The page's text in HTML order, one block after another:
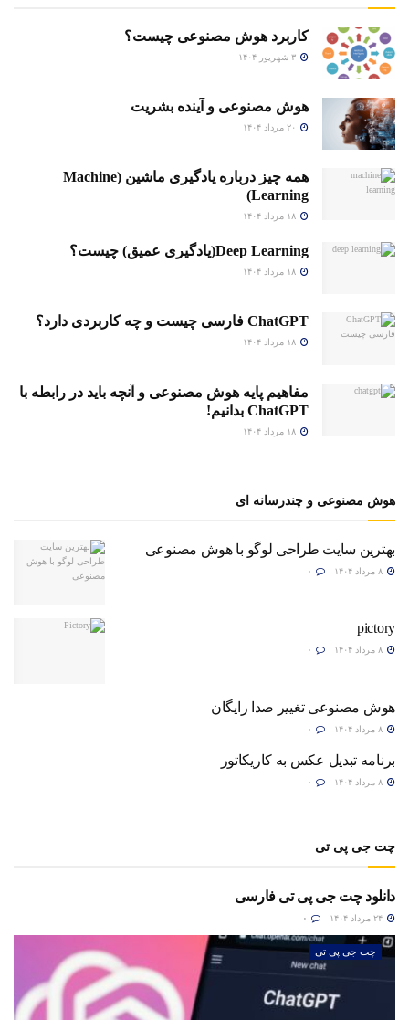
کاربرد هوش مصنوعی چیست؟
هوش مصنوعی و آینده بشریت
همه چیز درباره یادگیری ماشین (Machine
Learning)
Deep Learning(یادگیری عمیق) چیست؟
ChatGPT فارسی چیست و چه کاربردی دارد؟
مفاهیم پایه هوش مصنوعی و آنچه باید در رابطه با
ChatGPT بدانیم!
هوش مصنوعی و چندرسانه ای
بهترین سایت طراحی لوگو با هوش مصنوعی
pictory
هوش مصنوعی تغییر صدا رایگان
برنامه تبدیل عکس به کاریکاتور
چت جی پی تی
دانلود چت جی پی تی فارسی
چت جی پی تی